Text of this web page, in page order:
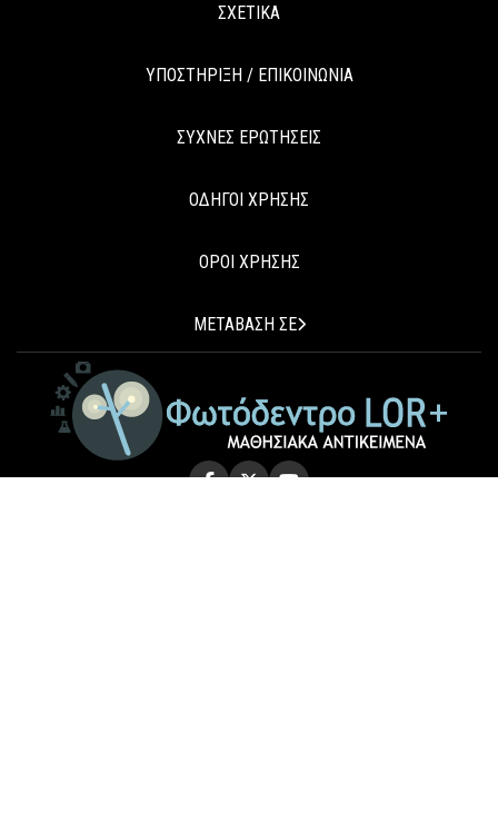
ΣΧΕΤΙΚΑ
ΥΠΟΣΤΗΡΙΞΗ / ΕΠΙΚΟΙΝΩΝΙΑ
ΣΥΧΝΕΣ ΕΡΩΤΗΣΕΙΣ
ΟΔΗΓΟΙ ΧΡΗΣΗΣ
ΟΡΟΙ ΧΡΗΣΗΣ
ΜΕΤΑΒΑΣΗ ΣΕ